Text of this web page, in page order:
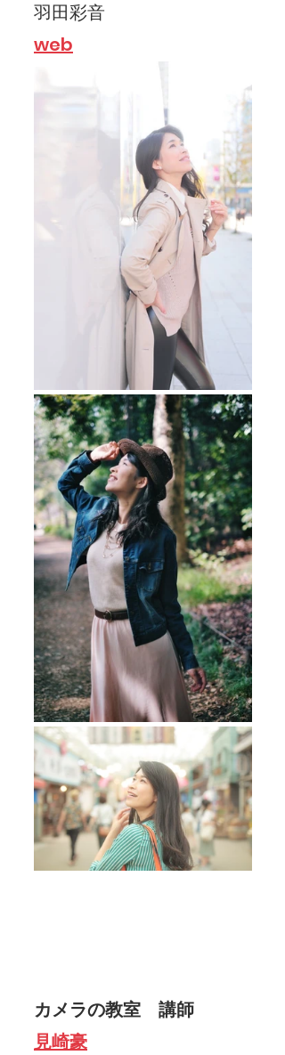
羽田彩音
web
カメラの教室　講師
見崎豪